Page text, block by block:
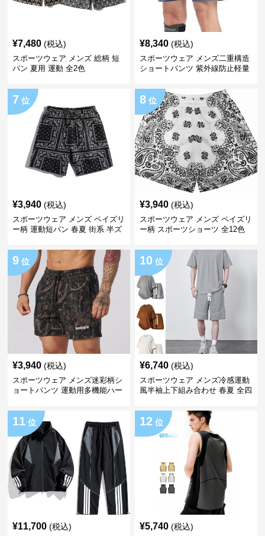
¥7,480 (税込)
スポーツウェア メンズ 総柄 短
パン 夏用 運動 全2色
¥8,340 (税込)
スポーツウェア メンズ二重構造
ショートパンツ 紫外線防止軽量
7 位
¥3,940 (税込)
スポーツウェア メンズ ペイズリ
ー柄 運動短パン 春夏 街系 半ズ
8 位
¥3,940 (税込)
スポーツウェア メンズ ペイズリ
ー柄 スポーツショーツ 全12色
9 位
¥3,940 (税込)
スポーツウェア メンズ迷彩柄シ
ョートパンツ 運動用多機能ハー
10 位
¥6,740 (税込)
スポーツウェア メンズ冷感運動
風半袖上下組み合わせ 春夏 全四
11 位
¥11,700 (税込)
12 位
¥5,740 (税込)